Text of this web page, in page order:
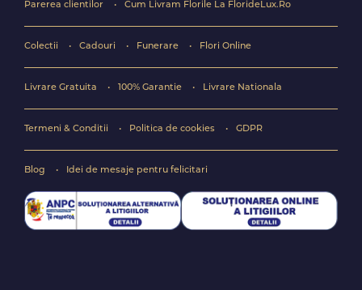
Parerea clientilor Cum Livram Florile La FlorideLux.Ro
Colectii Cadouri Funerare Flori Online
Livrare Gratuita 100% Garantie Livrare Nationala
Termeni & Conditii Politica de cookies GDPR
Blog Idei de mesaje pentru felicitari